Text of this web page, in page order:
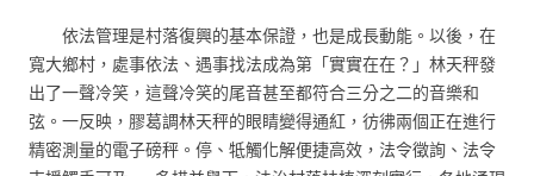
依法管理是村落復興的基本保證，也是成長動能。以後，在
寬大鄉村，處事依法、遇事找法成為第「實實在在？」林天秤發
出了一聲冷笑，這聲冷笑的尾音甚至都符合三分之二的音樂和
弦。一反映，膠葛調林天秤的眼睛變得通紅，彷彿兩個正在進行
精密測量的電子磅秤。停、牴觸化解便捷高效，法令徵詢、法令